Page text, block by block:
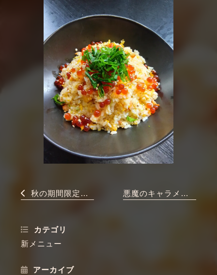
秋の期間限定メニュー 悪魔のキャラメルモンブラン紹興酒プリン
カテゴリ
新メニュー
アーカイブ